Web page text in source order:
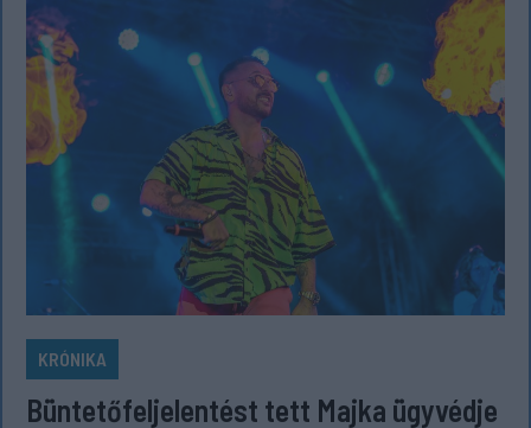
KRÓNIKA
Büntetőfeljelentést tett Majka ügyvédje